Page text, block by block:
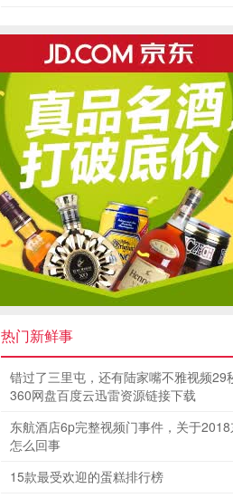
热门新鲜事
错过了三里屯，还有陆家嘴不雅视频29
360网盘百度云迅雷资源链接下载
东航酒店6p完整视频门事件，关于
怎么回事
15款最受欢迎的蛋糕排行榜